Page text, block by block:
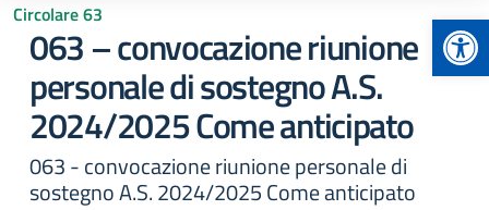
Circolare 63
063 – convocazione riunione
personale di sostegno A.S.
2024/2025 Come anticipato
063 - convocazione riunione personale di
sostegno A.S. 2024/2025 Come anticipato